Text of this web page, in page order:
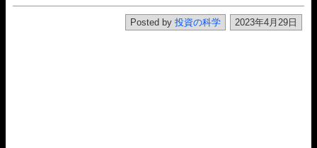
2023年4月29日
Posted by 投資の科学